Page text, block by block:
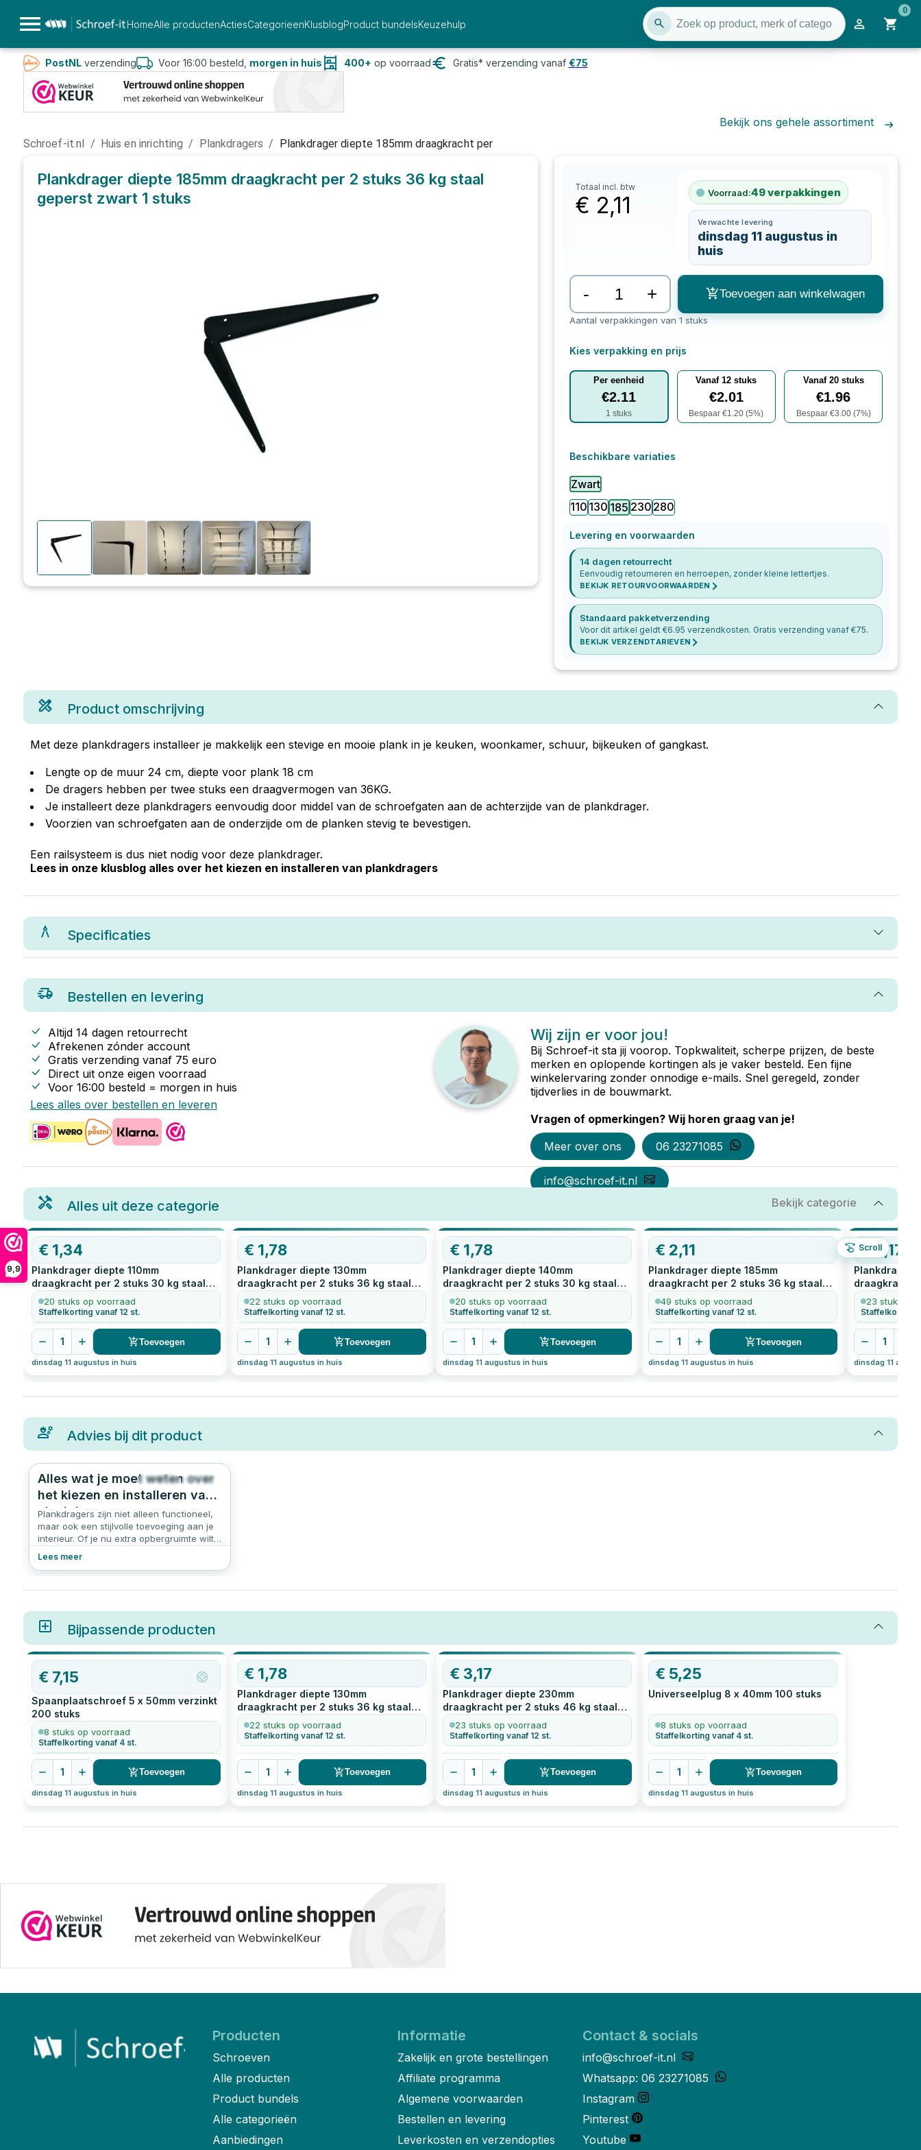
9,9
HomeAlle productenActiesCategorieenKlusblogProduct bundelsKeuzehulp
0
PostNLverzending Voor 16:00 besteld, morgen in huis 400+ op voorraad Gratis* verzending vanaf €75
Bekijk ons gehele assortiment
Schroef-it.nl / Huis en inrichting / Plankdragers / Plankdrager diepte 185mm draagkracht per
Plankdrager diepte 185mm draagkracht per 2 stuks 36 kg staal
geperst zwart 1 stuks
Totaal incl. btw
€ 2,11 Voorraad:49verpakkingen
Verwachte levering
dinsdag 11 augustus in
huis
- + Toevoegen aan winkelwagen
Aantal verpakkingen van 1 stuks
Kies verpakking en prijs
Per eenheid
€2.11
1 stuks
Vanaf12 stuks
€2.01
Bespaar €1.20 (5%)
Vanaf 20stuks
€1.96
Bespaar €3.00(7%)
Beschikbare variaties
Zwart
110 130 185 230 280
Levering en voorwaarden
14 dagen retourrecht
Eenvoudig retourneren en herroepen, zonder kleine lettertjes.
BEKIJK RETOURVOORWAARDEN
Standaard pakketverzending
Voor dit artikel geldt €6.95 verzendkosten. Gratis verzending vanaf €75.
BEKIJK VERZENDTARIEVEN
Product omschrijving
Met deze plankdragers installeer je makkelijk een stevige en mooie plank in je keuken, woonkamer, schuur, bijkeuken of gangkast.
Lengte op de muur 24 cm, diepte voor plank 18 cm
De dragers hebben per twee stuks een draagvermogen van 36KG.
Je installeert deze plankdragers eenvoudig door middel van de schroefgaten aan de achterzijde van de plankdrager.
Voorzien van schroefgaten aan de onderzijde om de planken stevig te bevestigen.
Een railsysteem is dus niet nodig voor deze plankdrager.
Lees in onze klusblog alles over het kiezen en installeren van plankdragers
Specificaties
Bestellen en levering
Altijd 14 dagen retourrecht
Afrekenen zónder account
Gratis verzending vanaf 75 euro
Direct uit onze eigen voorraad
Voor 16:00 besteld = morgen in huis
Lees alles over bestellen en leveren
Wij zijn er voor jou!
Bij Schroef-it sta jij voorop. Topkwaliteit, scherpe prijzen, de beste
merken en oplopende kortingen als je vaker besteld. Een fijne
winkelervaring zonder onnodige e-mails. Snel geregeld, zonder
tijdverlies in de bouwmarkt.
Vragen of opmerkingen? Wij horen graag van je!
Meer over ons
06 23271085
info@schroef-it.nl
Alles uit deze categorie Bekijk categorie
Scroll
€ 1,34
Plankdrager diepte 110mm
draagkracht per 2 stuks 30 kg staal
geperst zwart
stuks
20 stuks op voorraad
Staffelkorting vanaf 12 st.
1 Toevoegen
dinsdag 11 augustus in huis
€ 1,78
Plankdrager diepte 130mm
draagkracht per 2 stuks 36 kg staal
geperst zwart
stuks
22 stuks op voorraad
Staffelkorting vanaf 12 st.
1 Toevoegen
dinsdag 11 augustus in huis
€ 1,78
Plankdrager diepte 140mm
draagkracht per 2 stuks 30 kg staal
geperst wit
20 stuks op voorraad
Staffelkorting vanaf 12 st.
1 Toevoegen
dinsdag 11 augustus in huis
€ 2,11
Plankdrager diepte 185mm
draagkracht per 2 stuks 36 kg staal
geperst zwart
stuks
49 stuks op voorraad
Staffelkorting vanaf 12 st.
1 Toevoegen
dinsdag 11 augustus in huis
€3,17
Plankdrager
draagkracht
geperst zwart
23 stuks op
Staffelkorting
1
dinsdag 11
Advies bij dit product
2024 5.0
Alles wat je moet weten over
het kiezen en installeren van
plankdragers
Plankdragers zijn niet alleen functioneel,
maar ook een stijlvolle toevoeging aan je
interieur. Of je nu extra opbergruimte wilt
toevoegen, de juiste plankdragers maken
hoeveel plankdragers je nodig hebt, hoe
schroeven je het beste kunt gebruiken, en
meer. Ontdek handige tips voor het kiezen
en installeren van plankdragers, inclusief
zwarte plankdragers en hun
gewichtscapaciteit.
Lees meer
Bijpassende producten
€ 7,15
Spaanplaatschroef 5 x 50mm verzinkt
200 stuks
8 stuks op voorraad
Staffelkorting vanaf 4 st.
1 Toevoegen
dinsdag 11 augustus in huis
€ 1,78
Plankdrager diepte 130mm
draagkracht per 2 stuks 36 kg staal
geperst zwart
stuks
22 stuks op voorraad
Staffelkorting vanaf 12 st.
1 Toevoegen
dinsdag 11 augustus in huis
€ 3,17
Plankdrager diepte 230mm
draagkracht per 2 stuks 46 kg staal
geperst zwart
stuks
23 stuks op voorraad
Staffelkorting vanaf 12 st.
1 Toevoegen
dinsdag 11 augustus in huis
€ 5,25
Universeelplug 8 x 40mm 100 stuks
8 stuks op voorraad
Staffelkorting vanaf 4 st.
1 Toevoegen
dinsdag 11 augustus in huis
Producten
Schroeven
Alle producten
Product bundels
Alle categorieën
Aanbiedingen
Informatie
Zakelijk en grote bestellingen
Affiliate programma
Algemene voorwaarden
Bestellen en levering
Leverkosten en verzendopties
Contact & socials
info@schroef-it.nl
Whatsapp: 06 23271085
Instagram
Pinterest
Youtube